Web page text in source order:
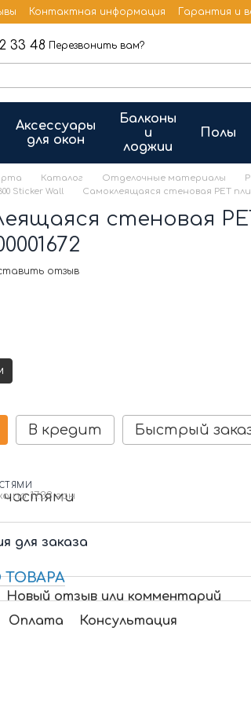
Контактная информация
Гарантия и
33 48 Перезвонить вам?
Аксессуары
для окон
Балконы
и
лоджии
Полы
Каталог Отделочные материалы
Sticker Wall
Самоклеящаяся стеновая PET
стеновая
отзыв
В кредит Быстрый
по 17.33 грн
для заказа
Новый отзыв или комментарий
Оплата Консультация